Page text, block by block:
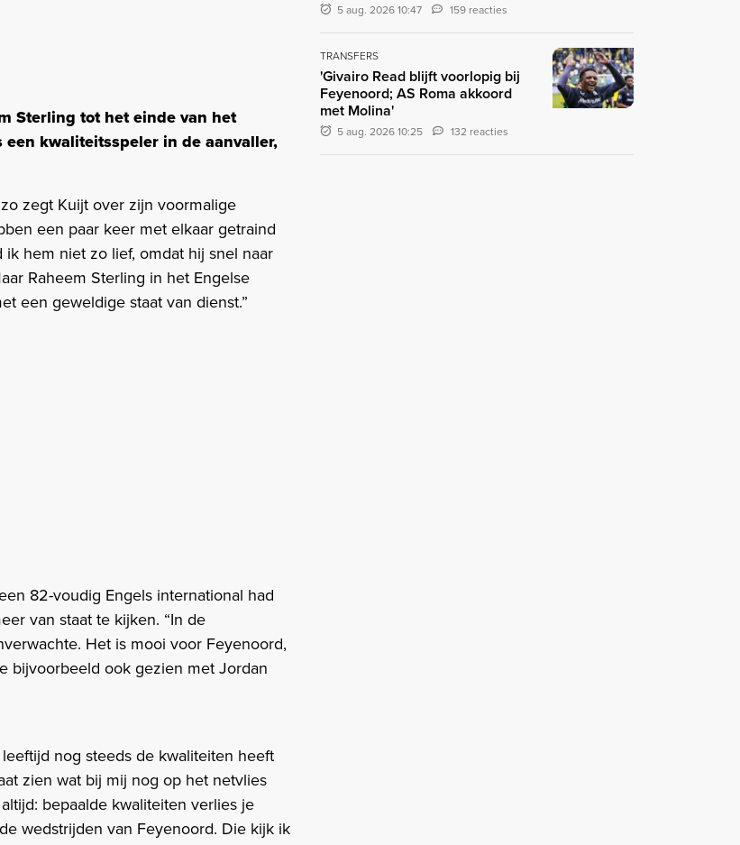
Sterling tot het einde van het
kwaliteitsspeler in de aanvaller,
zegt Kuijt over zijn voormalige
een paar keer met elkaar getraind
hem niet zo lief, omdat hij snel naar
Raheem Sterling in het Engelse
een geweldige staat van dienst.”
82-voudig Engels international had
van staat te kijken. “In de
Het is mooi voor Feyenoord,
bijvoorbeeld ook gezien met Jordan
nog steeds de kwaliteiten heeft
zien wat bij mij nog op het netvlies
bepaalde kwaliteiten verlies je
wedstrijden van Feyenoord. Die kijk ik
5 aug. 2026 10:47 159 reacties
TRANSFERS
'Givairo Read blijft voorlopig bij
Feyenoord; AS Roma akkoord
met Molina'
5 aug. 2026 10:25 132 reacties